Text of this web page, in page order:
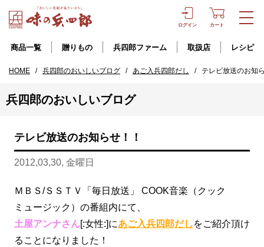
ログイン カート
商品一覧 贈りもの 兵四郎ファーム 取扱店 レシピ
HOME / 兵四郎のおいしいブログ / あご入兵四郎だし / テレビ放送のお知
兵四郎のおいしいブログ
テレビ放送のお知らせ！！
2012,03,30, 金曜日
ＭＢＳ/ＳＳＴＶ「毎日放送」 COOK音楽（クック
ミュージック）の番組内にて、
土屋アンナさん[:女性:]にあご入兵四郎だし をご紹介頂け
ることになりました！